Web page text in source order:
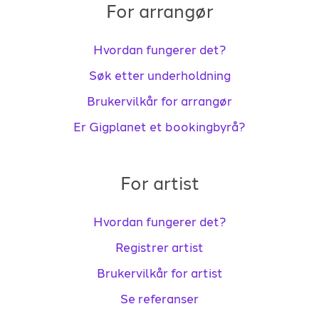
For arrangør
Hvordan fungerer det?
Søk etter underholdning
Brukervilkår for arrangør
Er Gigplanet et bookingbyrå?
For artist
Hvordan fungerer det?
Registrer artist
Brukervilkår for artist
Se referanser